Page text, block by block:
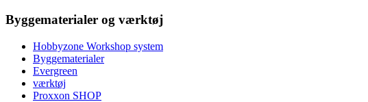
Byggematerialer og værktøj
Hobbyzone Workshop system
Byggematerialer
Evergreen
værktøj
Proxxon SHOP